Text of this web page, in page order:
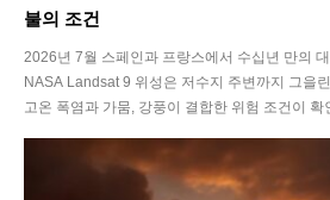
불의 조건
2026년 7월 스페인과 프랑스에서 수십년 만의
NASA Landsat 9 위성은 저수지 주변까지 그을
고온 폭염과 가뭄, 강풍이 결합한 위험 조건이 확